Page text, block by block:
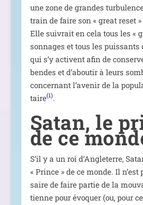
une zone de grandes
train de faire son « great reset »
Elle sui­vrait en cela tous les «
son­nages et tous les puis­sants
qui s’y activent afin de
bendes et d’aboutir à leurs
concer­nant l’avenir de la
taire(1).
Satan, le
de ce
S’il y a un roi d’Angleterre,
« Prince » de ce monde. Il
saire de faire par­tie de la
tienne pour évo­quer (ou, pour